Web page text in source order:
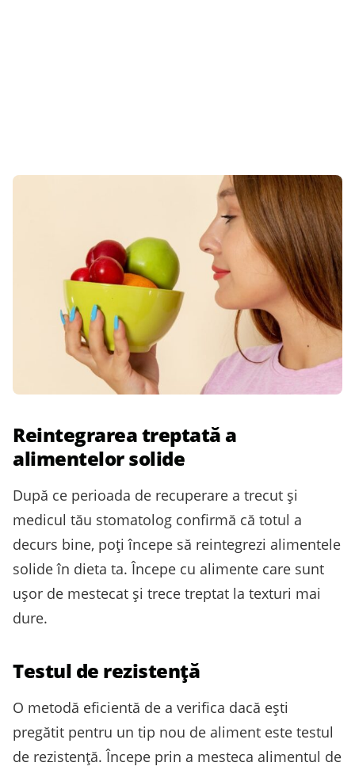
Reintegrarea treptată a
alimentelor solide
După ce perioada de recuperare a trecut și
medicul tău stomatolog confirmă că totul a
decurs bine, poți începe să reintegrezi alimentele
solide în dieta ta. Începe cu alimente care sunt
ușor de mestecat și trece treptat la texturi mai
dure.
Testul de rezistență
O metodă eficientă de a verifica dacă ești
pregătit pentru un tip nou de aliment este testul
de rezistență. Începe prin a mesteca alimentul de